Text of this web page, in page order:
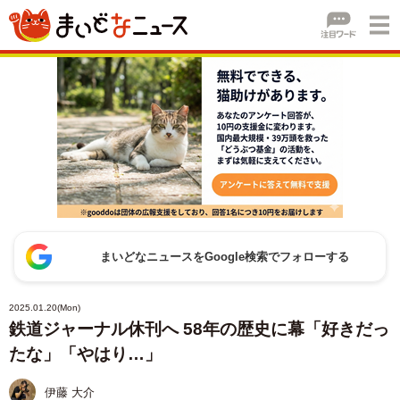
まいどなニュースをGoogle検索でフォローする
2025.01.20(Mon)
鉄道ジャーナル休刊へ 58年の歴史に幕「好きだっ
たな」「やはり…」
伊藤 大介